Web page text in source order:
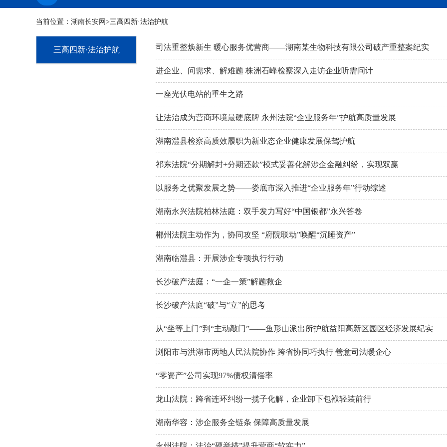
当前位置： 湖南长安网 >三高四新·法治护航
三高四新·法治护航 司法重整焕新生 暖心服务优营商——湖南某生物科技有限公司破产重整案纪实
进企业、问需求、解难题 株洲石峰检察深入走访企业听需问计
一座光伏电站的重生之路
让法治成为营商环境最硬底牌 永州法院“企业服务年”护航高质量发展
湖南澧县检察高质效履职为新业态企业健康发展保驾护航
祁东法院“分期解封+分期还款”模式妥善化解涉企金融纠纷，实现双赢
以服务之优聚发展之势——娄底市深入推进“企业服务年”行动综述
湖南永兴法院柏林法庭：双手发力写好“中国银都”永兴答卷
郴州法院主动作为，协同攻坚 “府院联动”唤醒“沉睡资产”
湖南临澧县：开展涉企专项执行行动
长沙破产法庭：“一企一策”解题救企
长沙破产法庭“破”与“立”的思考
从“坐等上门”到“主动敲门”——鱼形山派出所护航益阳高新区园区经济发展纪实
浏阳市与洪湖市两地人民法院协作 跨省协同巧执行 善意司法暖企心
“零资产”公司实现97%债权清偿率
龙山法院：跨省连环纠纷一揽子化解，企业卸下包袱轻装前行
湖南华容：涉企服务全链条 保障高质量发展